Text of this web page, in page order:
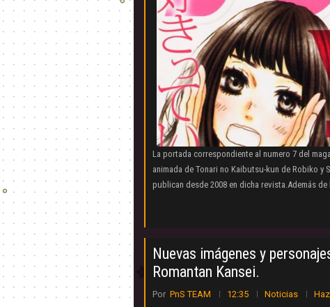
La portada correspondiente al numero 7 del
animada de Tonari no Kaibutsu-kun de Robiko
publican desde 2008 en dicha revista.Además
Nuevas imágenes y
Romantan Kansei.
Por PnS TEAM 12:35 Noticias